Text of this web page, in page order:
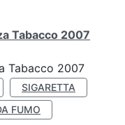
Tabacco 2007
Tabacco 2007
SIGARETTA
FUMO